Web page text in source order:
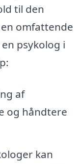
til den
omfattende
psykolog i
af
og håndtere
kan